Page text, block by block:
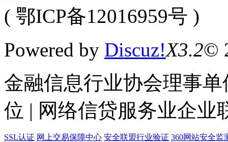
( 鄂ICP备12016959号 )
Powered by Discuz!X3.2©
金融信息行业协会理事
位 | 网络信贷服务业企业
SSL认证 网上交易保障中心 安全联盟行业验证 360网站安全监